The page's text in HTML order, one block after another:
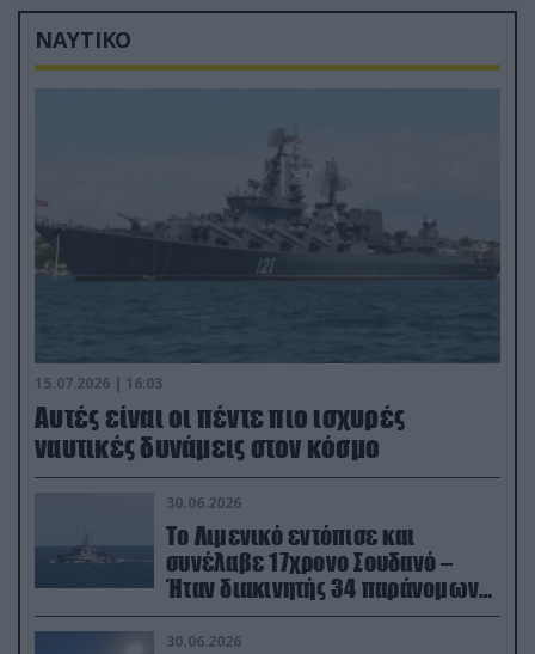
ΝΑΥΤΙΚΟ
15.07.2026 | 16:03
Aυτές είναι οι πέντε πιο ισχυρές
ναυτικές δυνάμεις στον κόσμο
30.06.2026
Το Λιμενικό εντόπισε και
συνέλαβε 17χρονο Σουδανό –
Ήταν διακινητής 34 παράνομων
μεταναστών
30.06.2026